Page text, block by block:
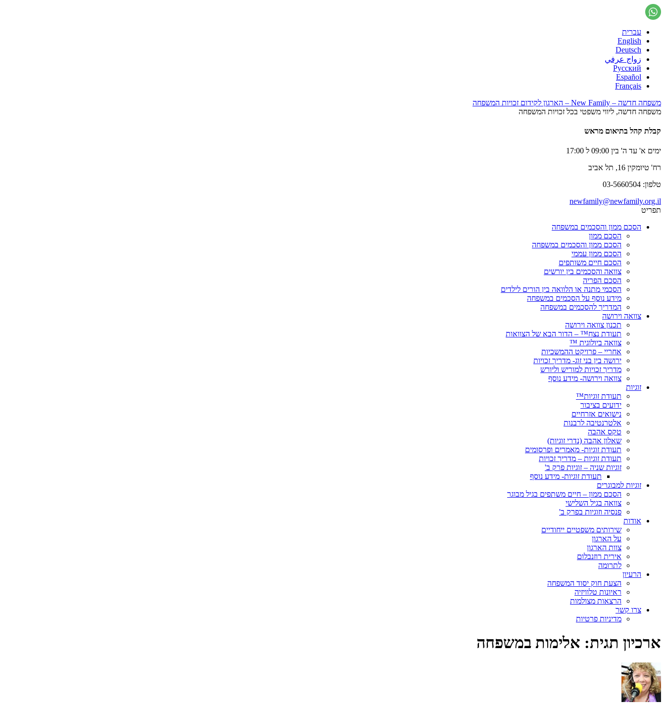
עברית
English
Deutsch
زواج عرفي
Русский
Español
Français
משפחה חדשה – New Family – הארגון לקידום זכויות המשפחה
משפחה חדשה, ליווי משפטי בכל זכויות המשפחה
קבלת קהל בתיאום מראש
ימים א' עד ה' בין 09:00 ל 17:00
רח' טיומקין 16, תל אביב
טלפון: 03-5660504
newfamily@newfamily.org.il
תפריט
הסכם ממון והסכמים במשפחה
הסכם ממון
הסכם ממון והסכמים במשפחה
הסכם ממון עממי
הסכם חיים משותפים
צוואה והסכמים בין יורשים
הסכם הפריה
הסכמי מתנה או הלוואה בין הורים לילדים
מידע נוסף על הסכמים במשפחה
המדריך להסכמים במשפחה
צוואה וירושה
תכנון צוואה וירושה
תעודת נצח™ – הדור הבא של הצוואות
צוואה ביולוגית ™
אחריי – פרויקט ההמשכיות
ירושה בין בני זוג- מדריך זכויות
מדריך זכויות למוריש וליורש
צוואה וירושה- מידע נוסף
זוגיות
תעודת זוגיות™
ידועים בציבור
נישואים אזרחיים
אלטרנטיבה לרבנות
טקס אהבה
שאלון אהבה (נדרי זוגיות)
תעודת זוגיות- מאמרים ופרסומים
תעודת זוגיות – מדריך זכויות
זוגיות שניה – זוגיות פרק ב'
תעודת זוגיות- מידע נוסף
זוגיות למבוגרים
הסכם ממון – חיים משתפים בגיל מבוגר
צוואה בגיל השלישי
פנסיה וזוגיות בפרק ב'
אודות
שירותים משפטיים ייחודיים
על הארגון
צוות הארגון
אירית רוזנבלום
לתרומה
הרעיון
הצעת חוק יסוד המשפחה
ראיונות טלוויזיה
הרצאות מצולמות
צרו קשר
מדיניות פרטיות
ארכיון תגית: אלימות במשפחה